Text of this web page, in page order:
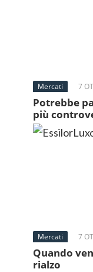
Mercati 7
Potrebbe
più
Mercati 7
Quando
rialzo